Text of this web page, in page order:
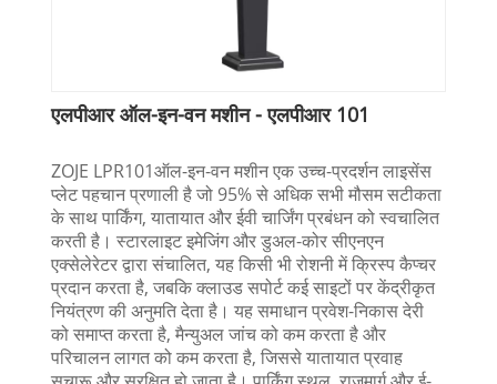
एलपीआर ऑल-इन-वन मशीन - एलपीआर 101
ZOJE LPR101ऑल-इन-वन मशीन एक उच्च-प्रदर्शन लाइसेंस
प्लेट पहचान प्रणाली है जो 95% से अधिक सभी मौसम सटीकता
के साथ पार्किंग, यातायात और ईवी चार्जिंग प्रबंधन को स्वचालित
करती है। स्टारलाइट इमेजिंग और डुअल-कोर सीएनएन
एक्सेलेरेटर द्वारा संचालित, यह किसी भी रोशनी में क्रिस्प कैप्चर
प्रदान करता है, जबकि क्लाउड सपोर्ट कई साइटों पर केंद्रीकृत
नियंत्रण की अनुमति देता है। यह समाधान प्रवेश-निकास देरी
को समाप्त करता है, मैन्युअल जांच को कम करता है और
परिचालन लागत को कम करता है, जिससे यातायात प्रवाह